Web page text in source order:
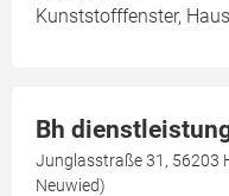
Kunststofffenster,
Bh
Junglasstraße 31, 56203
Neuwied)